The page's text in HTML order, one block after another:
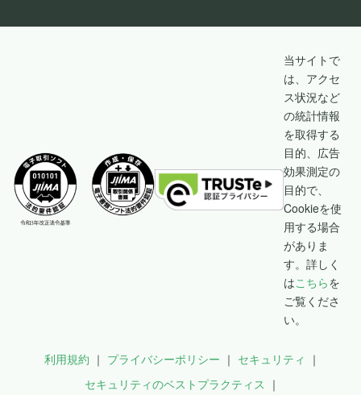
当サイトで
は、アクセ
ス状況など
の統計情報
を取得する
目的、広告
効果測定の
目的で、
Cookieを使
用する場合
がありま
す。詳しく
はこちらを
ご覧くださ
い。
利用規約 プライバシーポリシー
セキュリティ
セキュリティのベストプラクティス